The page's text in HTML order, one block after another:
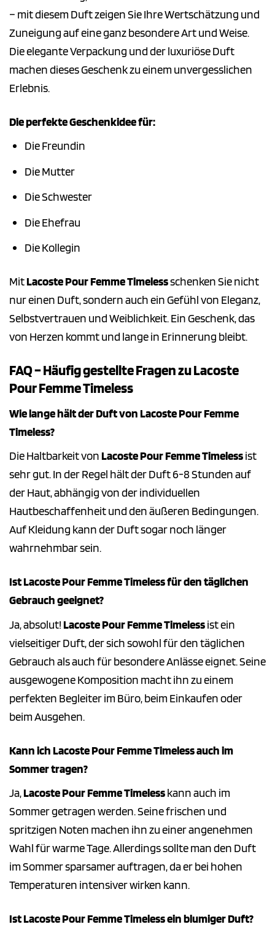
– mit diesem Duft zeigen Sie Ihre Wertschätzung und
Zuneigung auf eine ganz besondere Art und Weise.
Die elegante Verpackung und der luxuriöse Duft
machen dieses Geschenk zu einem unvergesslichen
Erlebnis.
Die perfekte Geschenkidee für:
Die Freundin
Die Mutter
Die Schwester
Die Ehefrau
Die Kollegin
MitLacoste Pour Femme Timelessschenken Sie nicht
nur einen Duft, sondern auch ein Gefühl von Eleganz,
Selbstvertrauen und Weiblichkeit. Ein Geschenk, das
von Herzen kommt und lange in Erinnerung bleibt.
FAQ – Häufig gestellte Fragen zu Lacoste
Pour Femme Timeless
Wie lange hält der Duft von Lacoste Pour Femme
Timeless?
Die Haltbarkeit vonLacoste Pour Femme Timelessist
sehr gut. In der Regel hält der Duft 6-8 Stunden auf
der Haut, abhängig von der individuellen
Hautbeschaffenheit und den äußeren Bedingungen.
Auf Kleidung kann der Duft sogar noch länger
wahrnehmbar sein.
Ist Lacoste Pour Femme Timeless für den täglichen
Gebrauch geeignet?
Ja, absolut!Lacoste Pour Femme Timelessist ein
vielseitiger Duft, der sich sowohl für den täglichen
Gebrauch als auch für besondere Anlässe eignet. Seine
ausgewogene Komposition macht ihn zu einem
perfekten Begleiter im Büro, beim Einkaufen oder
beim Ausgehen.
Kann ich Lacoste Pour Femme Timeless auch im
Sommer tragen?
Ja,Lacoste Pour Femme Timelesskann auch im
Sommer getragen werden. Seine frischen und
spritzigen Noten machen ihn zu einer angenehmen
Wahl für warme Tage. Allerdings sollte man den Duft
im Sommer sparsamer auftragen, da er bei hohen
Temperaturen intensiver wirken kann.
Ist Lacoste Pour Femme Timeless ein blumiger Duft?